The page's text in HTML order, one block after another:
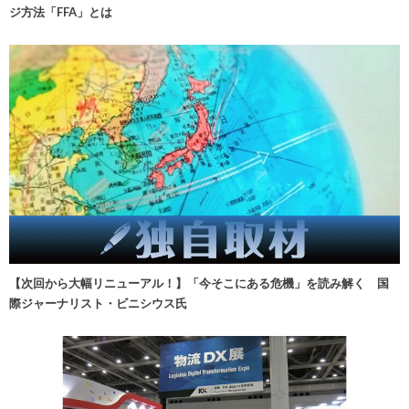
ジ方法「FFA」とは
【次回から大幅リニューアル！】「今そこにある危機」を読み解く 国
際ジャーナリスト・ビニシウス氏